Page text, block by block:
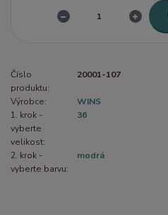
Číslo
produktu:
20001-107
Výrobce:
WINS
1. krok -
vyberte
velikost:
36
2. krok -
vyberte barvu:
modrá